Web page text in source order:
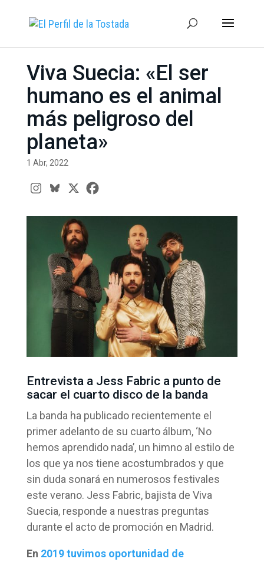
Viva Suecia: «El ser
humano es el animal
más peligroso del
planeta»
1 Abr, 2022
Entrevista a Jess Fabric a punto de
sacar el cuarto disco de la banda
La banda ha publicado recientemente el
primer adelanto de su cuarto álbum, ‘No
hemos aprendido nada’, un himno al estilo de
los que ya nos tiene acostumbrados y que
sin duda sonará en numerosos festivales
este verano. Jess Fabric, bajista de Viva
Suecia, responde a nuestras preguntas
durante el acto de promoción en Madrid.
En 2019 tuvimos oportunidad de